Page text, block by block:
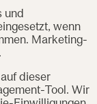
und
wenn
Marketing-
dieser
Tool. Wir